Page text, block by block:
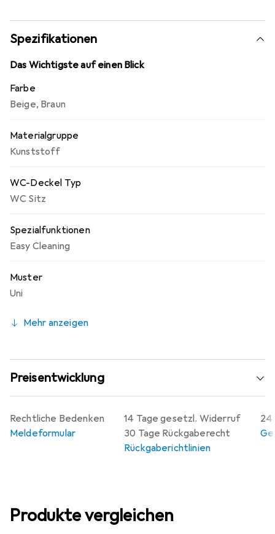
versehen, um ein Verrutschen oder laute Geräusche zu
verhindern. Hygienische, leicht zu reinigende und
feuchtigkeitsbeständige Oberfläche.
Spezifikationen
Das Wichtigste auf einen Blick
Farbe
Beige, Braun
Materialgruppe
Kunststoff
WC-Deckel Typ
WC Sitz
Spezialfunktionen
Easy Cleaning
Muster
Uni
Mehr anzeigen
Preisentwicklung
14 Tage gesetzl. Widerruf
30 Tage Rückgaberecht
Rückgaberichtlinien
24
Rechtliche Bedenken
Meldeformular
Produkte vergleichen